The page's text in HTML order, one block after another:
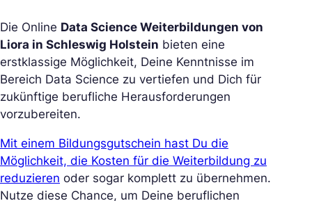
Die Online Data Science Weiterbildungen von
Liora in Schleswig Holstein bieten eine
erstklassige Möglichkeit, Deine Kenntnisse im
Bereich Data Science zu vertiefen und Dich für
zukünftige berufliche Herausforderungen
vorzubereiten.
Mit einem Bildungsgutschein hast Du die
Möglichkeit, die Kosten für die Weiterbildung zu
reduzieren oder sogar komplett zu übernehmen.
Nutze diese Chance, um Deine beruflichen